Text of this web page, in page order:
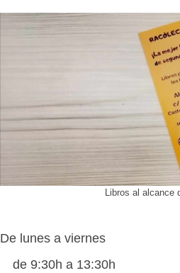
Libros al alcance
De lunes a viernes
de 9:30h a 13:30h